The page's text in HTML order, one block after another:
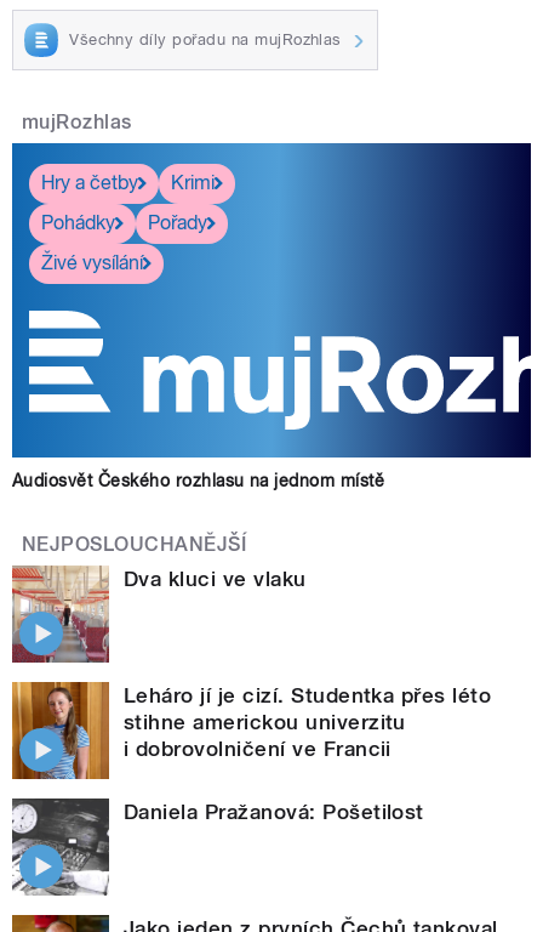
Všechny díly pořadu na mujRozhlas
mujRozhlas
Hry a četby
Krimi
Pohádky
Pořady
Živé vysílání
Audiosvět Českého rozhlasu na jednom místě
NEJPOSLOUCHANĚJŠÍ
Dva kluci ve vlaku
Leháro jí je cizí. Studentka přes léto
stihne americkou univerzitu
i dobrovolničení ve Francii
Daniela Pražanová: Pošetilost